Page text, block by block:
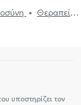
με άνοια
Life
Θεραπεία
υποστηρίζει τον